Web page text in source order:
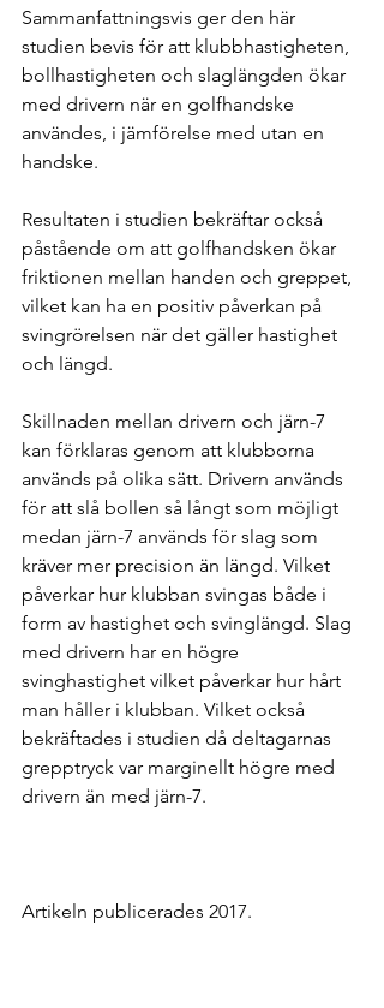
Sammanfattningsvis ger den här
studien bevis för att klubbhastigheten,
bollhastigheten och slaglängden ökar
med drivern när en golfhandske
användes, i jämförelse med utan en
handske.
Resultaten i studien bekräftar också
påstående om att golfhandsken ökar
friktionen mellan handen och greppet,
vilket kan ha en positiv påverkan på
svingrörelsen när det gäller hastighet
och längd.
Skillnaden mellan drivern och järn-7
kan förklaras genom att klubborna
används på olika sätt. Drivern används
för att slå bollen så långt som möjligt
medan järn-7 används för slag som
kräver mer precision än längd. Vilket
påverkar hur klubban svingas både i
form av hastighet och svinglängd. Slag
med drivern har en högre
svinghastighet vilket påverkar hur hårt
man håller i klubban. Vilket också
bekräftades i studien då deltagarnas
grepptryck var marginellt högre med
drivern än med järn-7.
Artikeln publicerades 2017.